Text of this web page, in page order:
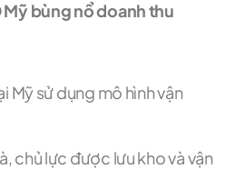
bùng nổ doanh thu
Mỹ sử dụng mô hình vận
chủ lực được lưu kho và vận